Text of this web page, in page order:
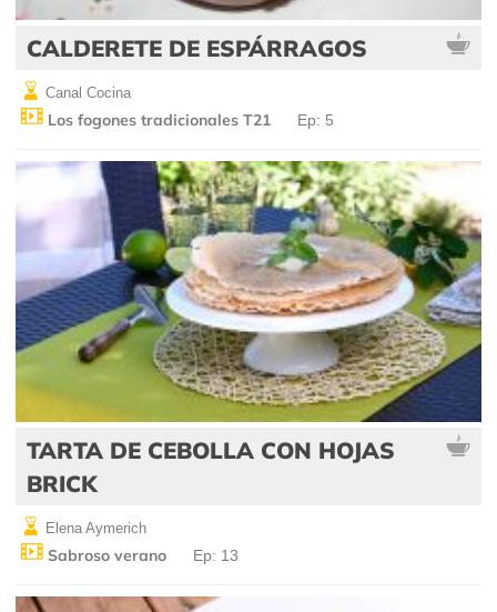
CALDERETE DE ESPÁRRAGOS
Canal Cocina
Los fogones tradicionales T21 Ep: 5
TARTA DE CEBOLLA CON HOJAS
BRICK
Elena Aymerich
Sabroso verano Ep: 13